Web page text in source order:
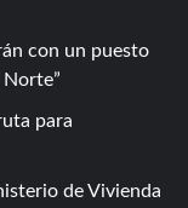
con un puesto
Norte
para
de Vivienda